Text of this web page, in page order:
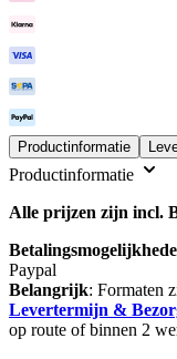
Productinformatie
Productinformatie
Alle prijzen zijn incl.
Paypal
Belangrijk: Formaten
Levertermijn &
op route of binnen 2